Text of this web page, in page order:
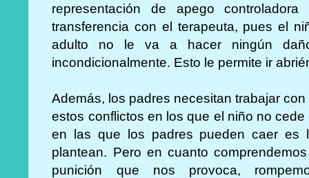
representación de apego
transferencia con el terapeuta, pues el
adulto no le va a hacer ningún
incondicionalmente. Esto le permite ir
Además, los padres necesitan trabajar
estos conflictos en los que el niño no
en las que los padres pueden caer es
plantean. Pero en cuanto
punición que nos provoca,